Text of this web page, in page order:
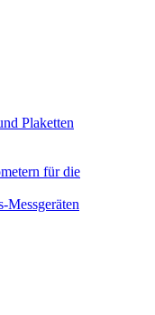
Plaketten
für die